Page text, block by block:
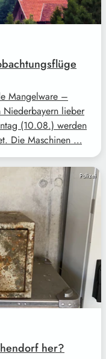
Mangelware –
Niederbayern lieber
(10.08.) werden
Die Maschinen …
Polizei
her?